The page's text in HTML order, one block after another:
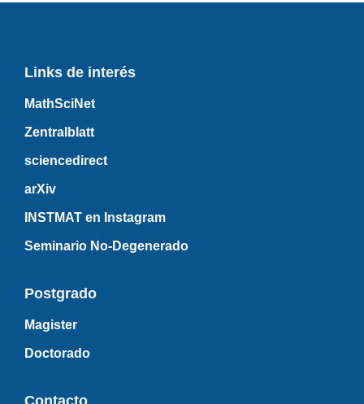
Links de interés
MathSciNet
Zentralblatt
sciencedirect
arXiv
INSTMAT en Instagram
Seminario No-Degenerado
Postgrado
Magister
Doctorado
Contacto